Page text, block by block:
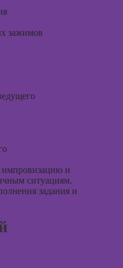
зажимов
и
ситуациям.
задания и